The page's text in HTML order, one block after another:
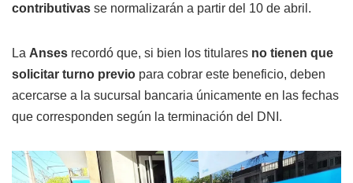
contributivas se normalizarán a partir del 10 de abril.
La Anses recordó que, si bien los titulares no tienen que
solicitar turno previo para cobrar este beneficio, deben
acercarse a la sucursal bancaria únicamente en las fechas
que corresponden según la terminación del DNI.